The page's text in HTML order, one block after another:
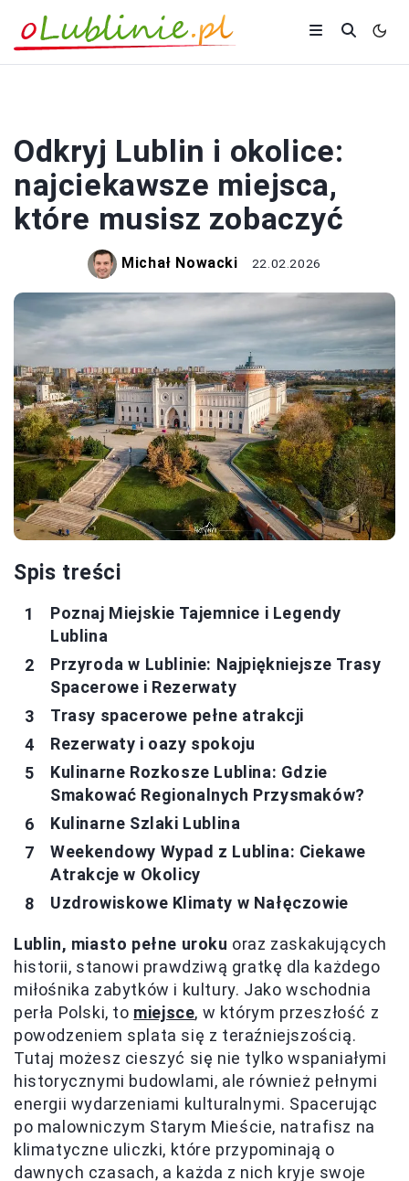
Odkryj Lublin i okolice:
najciekawsze miejsca,
które musisz zobaczyć
Michał Nowacki 22.02.2026
Spis treści
Poznaj Miejskie Tajemnice i Legendy
Lublina
Przyroda w Lublinie: Najpiękniejsze Trasy
Spacerowe i Rezerwaty
Trasy spacerowe pełne atrakcji
Rezerwaty i oazy spokoju
Kulinarne Rozkosze Lublina: Gdzie
Smakować Regionalnych Przysmaków?
Kulinarne Szlaki Lublina
Weekendowy Wypad z Lublina: Ciekawe
Atrakcje w Okolicy
Uzdrowiskowe Klimaty w Nałęczowie
Lublin, miasto pełne uroku oraz zaskakujących
historii, stanowi prawdziwą gratkę dla każdego
miłośnika zabytków i kultury. Jako wschodnia
perła Polski, to miejsce, w którym przeszłość z
powodzeniem splata się z teraźniejszością.
Tutaj możesz cieszyć się nie tylko wspaniałymi
historycznymi budowlami, ale również pełnymi
energii wydarzeniami kulturalnymi. Spacerując
po malowniczym Starym Mieście, natrafisz na
klimatyczne uliczki, które przypominają o
dawnych czasach, a każda z nich kryje swoje